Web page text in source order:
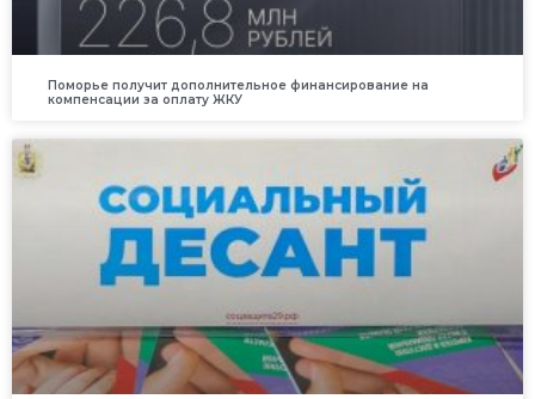
Поморье получит дополнительное финансирование на
компенсации за оплату ЖКУ